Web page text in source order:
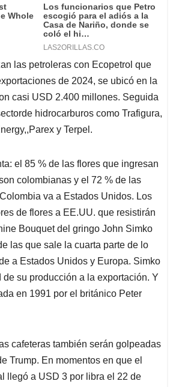
las petroleras con Ecopetrol que
de 2024, se ubicó en la
casi USD 2.400 millones. Seguida
hidrocarburos como Trafigura,
y Terpel.
el 85 % de las flores que ingresan
colombianas y el 72 % de las
va a Estados Unidos. Los
de flores a EE.UU. que resistirán
Bouquet del gringo John Simko
las que sale la cuarta parte de lo
a Estados Unidos y Europa. Simko
su producción a la exportación. Y
en 1991 por el británico Peter
cafeteras también serán golpeadas
Trump. En momentos en que el
llegó a USD 3 por libra el 22 de